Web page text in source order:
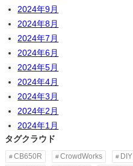
2024年9月
2024年8月
2024年7月
2024年6月
2024年5月
2024年4月
2024年3月
2024年2月
2024年1月
タグクラウド
CB650R CrowdWorks DIY